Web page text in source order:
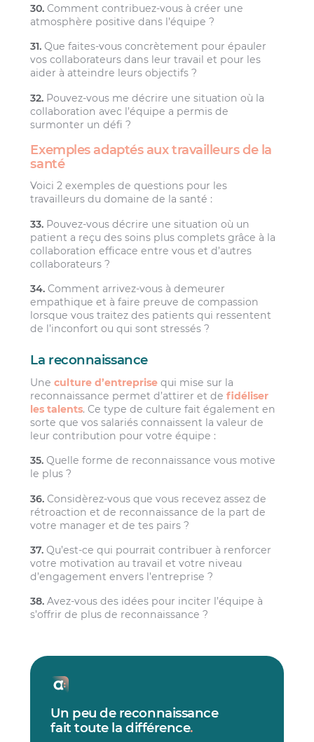
30. Comment contribuez-vous à créer une
atmosphère positive dans l’équipe ?
31. Que faites-vous concrètement pour épauler
vos collaborateurs dans leur travail et pour les
aider à atteindre leurs objectifs ?
32. Pouvez-vous me décrire une situation où la
collaboration avec l’équipe a permis de
surmonter un défi ?
Exemples adaptés aux travailleurs de la
santé
Voici 2 exemples de questions pour les
travailleurs du domaine de la santé :
33. Pouvez-vous décrire une situation où un
patient a reçu des soins plus complets grâce à la
collaboration efficace entre vous et d’autres
collaborateurs ?
34. Comment arrivez-vous à demeurer
empathique et à faire preuve de compassion
lorsque vous traitez des patients qui ressentent
de l’inconfort ou qui sont stressés ?
La reconnaissance
Uneculture d’entreprise qui mise sur la
reconnaissance permet d’attirer et defidéliser
les talents. Ce type de culture fait également en
sorte que vos salariés connaissent la valeur de
leur contribution pour votre équipe :
35. Quelle forme de reconnaissance vous motive
le plus ?
36. Considèrez-vous que vous recevez assez de
rétroaction et de reconnaissance de la part de
votre manager et de tes pairs ?
37. Qu’est-ce qui pourrait contribuer à renforcer
votre motivation au travail et votre niveau
d’engagement envers l’entreprise ?
38. Avez-vous des idées pour inciter l’équipe à
s’offrir de plus de reconnaissance ?
Un peu de reconnaissance
fait toute la différence.